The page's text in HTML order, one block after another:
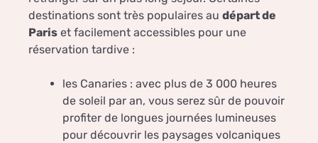
destinations sont très populaires au départ de
Paris et facilement accessibles pour une
réservation tardive :
les Canaries : avec plus de 3 000 heures
de soleil par an, vous serez sûr de pouvoir
profiter de longues journées lumineuses
pour découvrir les paysages volcaniques